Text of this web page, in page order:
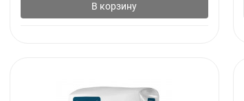
В корзину